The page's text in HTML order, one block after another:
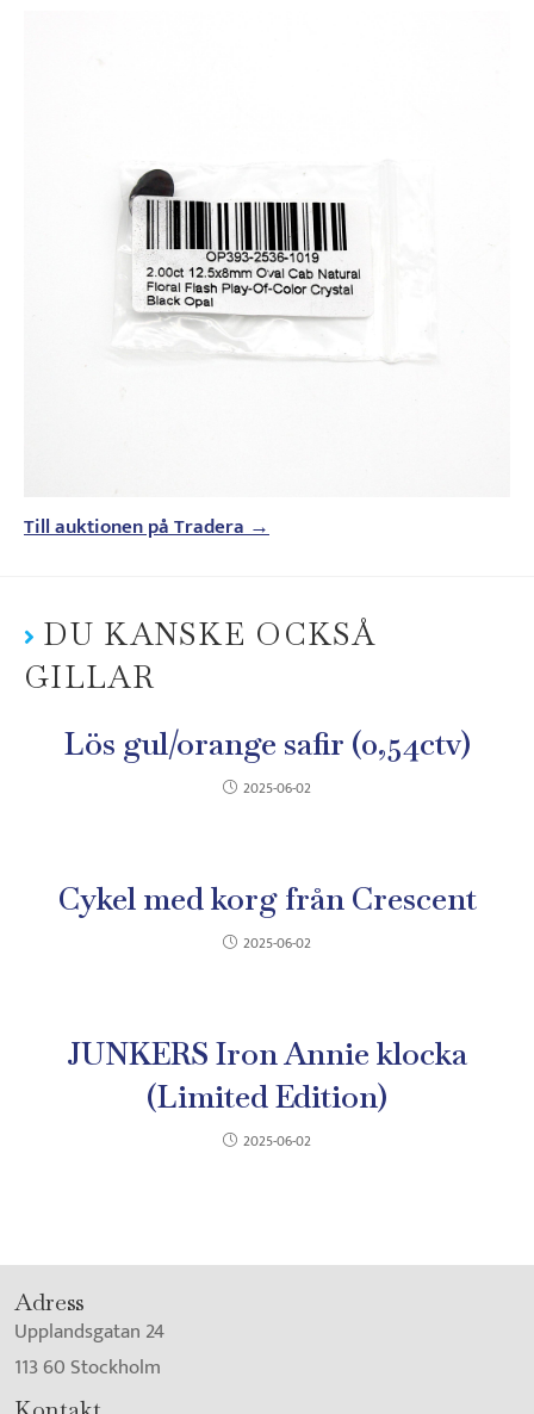
Till auktionen på Tradera →
DU KANSKE OCKSÅ
GILLAR
Lös gul/orange safir (0,54ctv)
2025-06-02
Cykel med korg från Crescent
2025-06-02
JUNKERS Iron Annie klocka
(Limited Edition)
2025-06-02
Adress
Upplandsgatan 24
113 60 Stockholm